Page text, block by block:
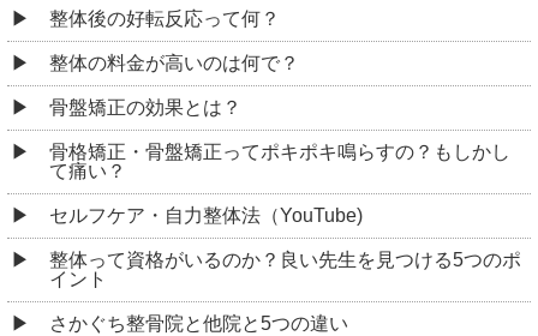
整体後の好転反応って何？
整体の料金が高いのは何で？
骨盤矯正の効果とは？
骨格矯正・骨盤矯正ってポキポキ鳴らすの？もしかし
て痛い？
セルフケア・自力整体法（YouTube)
整体って資格がいるのか？良い先生を見つける5つのポ
イント
さかぐち整骨院と他院と5つの違い